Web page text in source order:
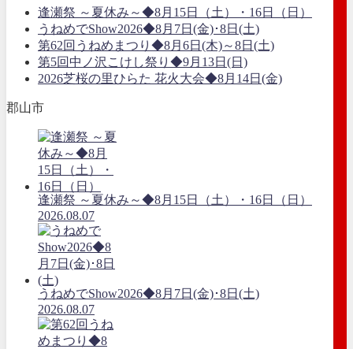
逢瀬祭 ～夏休み～◆8月15日（土）・16日（日）
うねめでShow2026◆8月7日(金)･8日(土)
第62回うねめまつり◆8月6日(木)～8日(土)
第5回中ノ沢こけし祭り◆9月13日(日)
2026芝桜の里ひらた 花火大会◆8月14日(金)
郡山市
逢瀬祭 ～夏休み～◆8月15日（土）・16日（日）
2026.08.07
うねめでShow2026◆8月7日(金)･8日(土)
2026.08.07